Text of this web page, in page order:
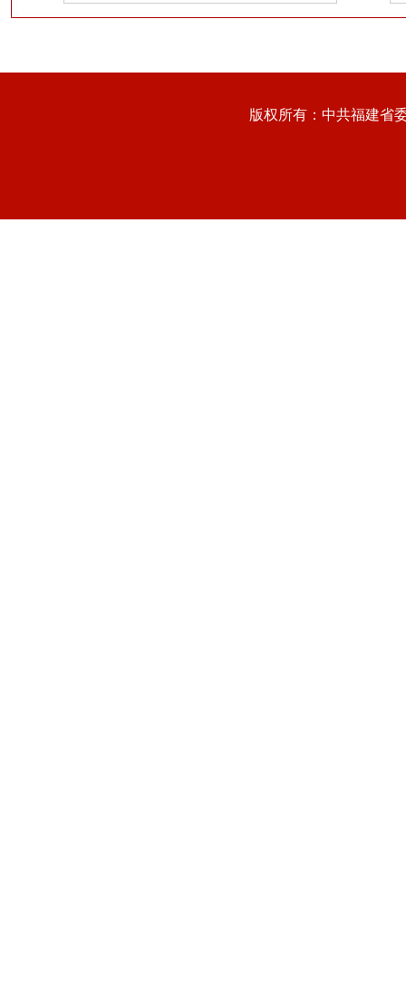
版权所有：中共福建省